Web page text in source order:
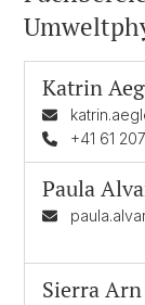
Katrin
+41 61
Paula
Sierra Arn